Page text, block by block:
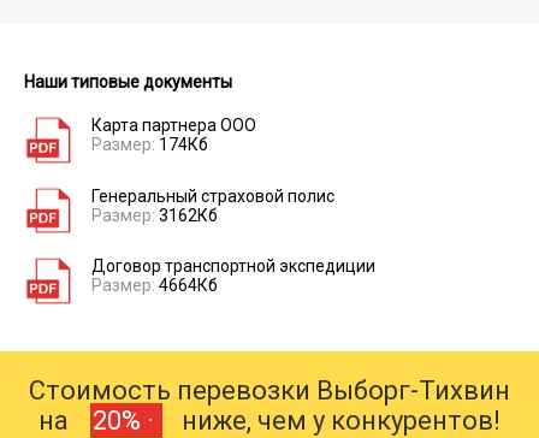
Наши типовые документы
Карта партнера ООО
Размер: 174Кб
Генеральный страховой полис
Размер: 3162Кб
Договор транспортной экспедиции
Размер: 4664Кб
Стоимость перевозки Выборг-Тихвин
на
20% · ниже, чем у конкурентов!